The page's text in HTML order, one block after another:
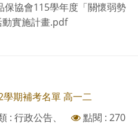
保協會115學年度「關懷弱勢
動實施計畫.pdf
期補考名單 高一二
: 行政公告、
點閱 : 270